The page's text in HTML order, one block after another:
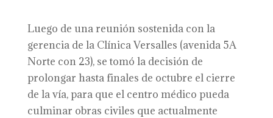
Luego de una reunión sostenida con la
gerencia de la Clínica Versalles (avenida 5A
Norte con 23), se tomó la decisión de
prolongar hasta finales de octubre el cierre
de la vía, para que el centro médico pueda
culminar obras civiles que actualmente